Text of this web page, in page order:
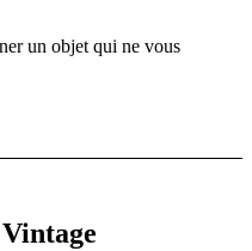
un objet qui ne vous